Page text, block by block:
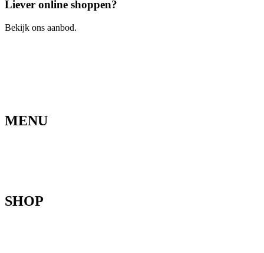
Liever online shoppen?
Bekijk ons aanbod.
MENU
SHOP